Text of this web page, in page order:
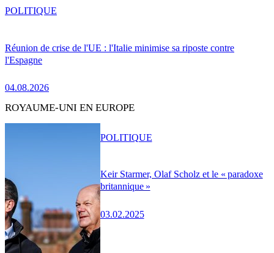
Réunion de crise de l'UE : l'Italie minimise sa riposte contre
l'Espagne
04.08.2026
POLITIQUE
ROYAUME-UNI EN EUROPE
Keir Starmer, Olaf Scholz et le « paradoxe
britannique »
03.02.2025
POLITIQUE